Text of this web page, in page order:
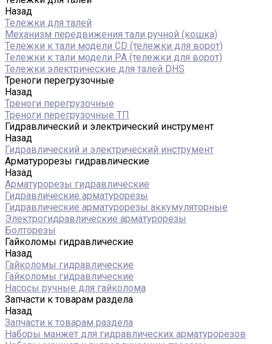
Назад
Тележки для талей
Механизм передвижения тали ручной (кошка)
Тележки к тали модели CD (тележки для ворот)
Тележки к тали модели РА (тележки для ворот)
Тележки электрические для талей DHS
Треноги перегрузочные
Назад
Треноги перегрузочные
Треноги перегрузочные ТП
Гидравлический и электрический инструмент
Назад
Гидравлический и электрический инструмент
Арматурорезы гидравлические
Назад
Арматурорезы гидравлические
Гидравлические арматурорезы
Гидравлические арматурорезы аккумуляторные
Электрогидравлические арматурорезы
Болторезы
Гайколомы гидравлические
Назад
Гайколомы гидравлические
Гайколомы гидравлические
Насосы ручные для гайколома
Запчасти к товарам раздела
Назад
Запчасти к товарам раздела
Наборы манжет для гидравлических арматурорезов